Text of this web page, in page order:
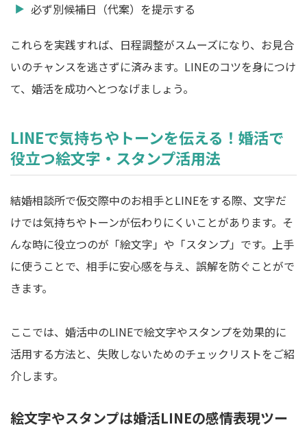
必ず別候補日（代案）を提示する
これらを実践すれば、日程調整がスムーズになり、お見合
いのチャンスを逃さずに済みます。LINEのコツを身につけ
て、婚活を成功へとつなげましょう。
LINEで気持ちやトーンを伝える！婚活で
役立つ絵文字・スタンプ活用法
結婚相談所で仮交際中のお相手とLINEをする際、文字だ
けでは気持ちやトーンが伝わりにくいことがあります。そ
んな時に役立つのが「絵文字」や「スタンプ」です。上手
に使うことで、相手に安心感を与え、誤解を防ぐことがで
きます。
ここでは、婚活中のLINEで絵文字やスタンプを効果的に
活用する方法と、失敗しないためのチェックリストをご紹
介します。
絵文字やスタンプは婚活LINEの感情表現ツー